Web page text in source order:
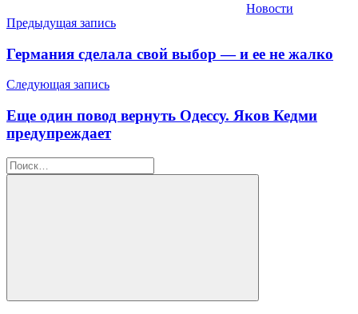
Новости
Навигация
по
записям
Предыдущая запись
Германия сделала свой выбор — и ее не жалко
Следующая запись
Еще один повод вернуть Одессу. Яков Кедми
предупреждает
Найти:
Поиск